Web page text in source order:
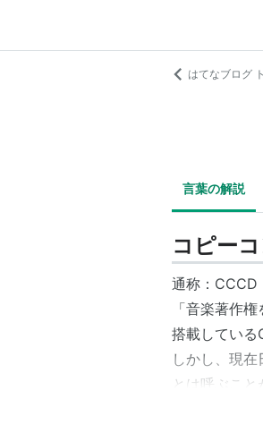
はてなブログ
言葉の解説
コピー
通称： CCCD
「音楽著作
搭載している
しかし、 現在
とは呼ぶこと